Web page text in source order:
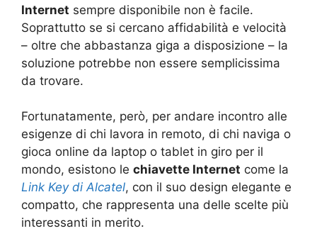
Internet sempre disponibile non è facile.
Soprattutto se si cercano affidabilità e velocità
– oltre che abbastanza giga a disposizione – la
soluzione potrebbe non essere semplicissima
da trovare.
Fortunatamente, però, per andare incontro alle
esigenze di chi lavora in remoto, di chi naviga o
gioca online da laptop o tablet in giro per il
mondo, esistono le chiavette Internet come la
Link Key di Alcatel, con il suo design elegante e
compatto, che rappresenta una delle scelte più
interessanti in merito.